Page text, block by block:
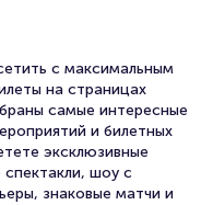
с максимальным
на страницах
самые интересные
и билетных
эксклюзивные
шоу с
знаковые матчи и